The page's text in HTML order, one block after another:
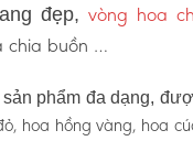
đẹp, vòng hoa
chia buồn …
sản phẩm đa dạng,
hoa hồng vàng, hoa